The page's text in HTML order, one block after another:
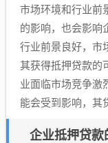
市场环境和行业前
的影响，也会影响
行业前景良好，市
其获得抵押贷款的
业面临市场竞争激
能会受到影响，其
企业抵押贷款